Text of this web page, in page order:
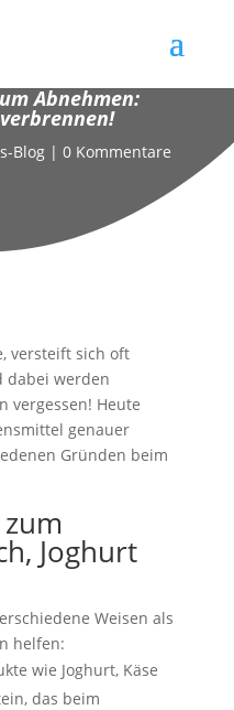
Abnehmen:
Blog |0 Kommentare
versteift sich oft
dabei werden
vergessen! Heute
genauer
Gründen beim
Joghurt
Weisen als
helfen:
wie Joghurt, Käse
das beim